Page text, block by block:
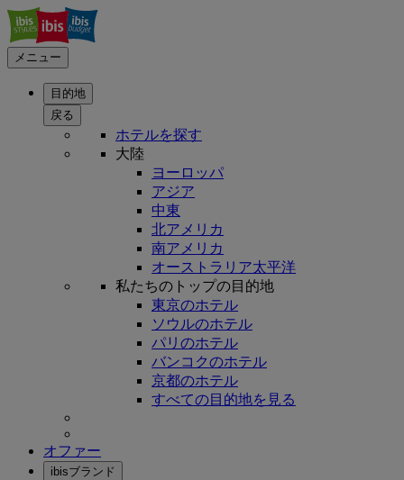
メニュー
目的地
戻る
ホテルを探す
大陸
ヨーロッパ
アジア
中東
北アメリカ
南アメリカ
オーストラリア太平洋
私たちのトップの目的地
東京のホテル
ソウルのホテル
パリのホテル
バンコクのホテル
京都のホテル
すべての目的地を見る
オファー
ibisブランド